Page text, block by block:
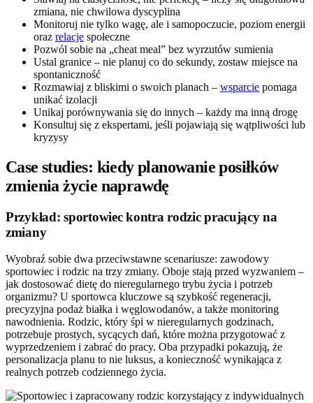
zmiana, nie chwilowa dyscyplina
Monitoruj nie tylko wagę, ale i samopoczucie, poziom energii
oraz relacje społeczne
Pozwól sobie na „cheat meal” bez wyrzutów sumienia
Ustal granice – nie planuj co do sekundy, zostaw miejsce na
spontaniczność
Rozmawiaj z bliskimi o swoich planach – wsparcie pomaga
unikać izolacji
Unikaj porównywania się do innych – każdy ma inną drogę
Konsultuj się z ekspertami, jeśli pojawiają się wątpliwości lub
kryzysy
Case studies: kiedy planowanie posiłków
zmienia życie naprawdę
Przykład: sportowiec kontra rodzic pracujący na
zmiany
Wyobraź sobie dwa przeciwstawne scenariusze: zawodowy
sportowiec i rodzic na trzy zmiany. Oboje stają przed wyzwaniem –
jak dostosować dietę do nieregularnego trybu życia i potrzeb
organizmu? U sportowca kluczowe są szybkość regeneracji,
precyzyjna podaż białka i węglowodanów, a także monitoring
nawodnienia. Rodzic, który śpi w nieregularnych godzinach,
potrzebuje prostych, sycących dań, które można przygotować z
wyprzedzeniem i zabrać do pracy. Oba przypadki pokazują, że
personalizacja planu to nie luksus, a konieczność wynikająca z
realnych potrzeb codziennego życia.